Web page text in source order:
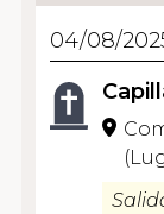
04/08/